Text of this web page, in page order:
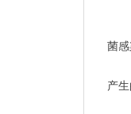
菌感
产生